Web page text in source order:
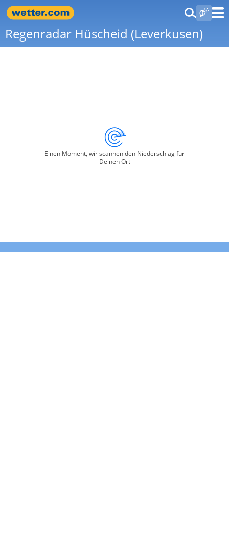
Regenradar Hüscheid (Leverkusen)
Einen Moment, wir scannen den Niederschlag für
Deinen Ort